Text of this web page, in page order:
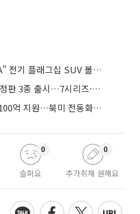
"전동화에도 입힌 안전 DNA" 전기 플래그십 SUV 볼보 'EX90'
BMW코리아, 8월 온라인 한정판 3종 출시…7시리즈·X7·M340i 투어링
한온시스템, 캐나다 정부서 100억 지원…북미 전동화 시장 가속
슬퍼요
0
추가취재 원해요
0